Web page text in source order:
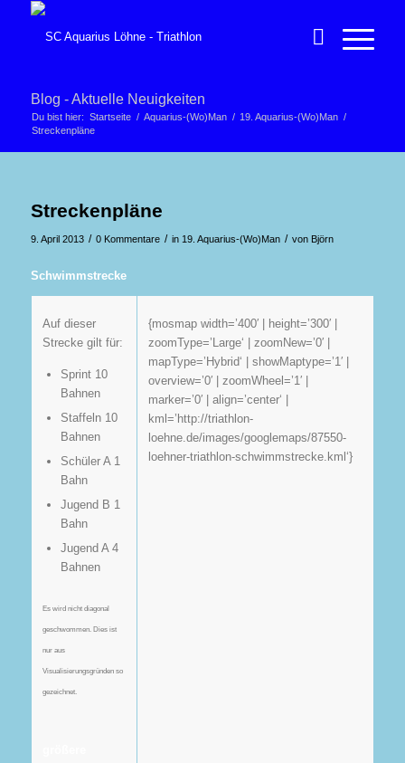
Blog - Aktuelle Neuigkeiten
Du bist hier: Startseite / Aquarius-(Wo)Man / 19. Aquarius-(Wo)Man /
Streckenpläne
Streckenpläne
9. April 2013 / 0 Kommentare / in 19. Aquarius-(Wo)Man / von Björn
Schwimmstrecke
Auf dieser
Strecke gilt für:
Sprint 10
Bahnen
Staffeln 10
Bahnen
Schüler A 1
Bahn
Jugend B 1
Bahn
Jugend A 4
Bahnen
Es wird nicht diagonal
geschwommen. Dies ist
nur aus
Visualisierungsgründen so
gezeichnet.
{mosmap width=’400′ | height=’300′ |
zoomType=’Large‘ | zoomNew=’0′ |
mapType=’Hybrid‘ | showMaptype=’1′ |
overview=’0′ | zoomWheel=’1′ |
marker=’0′ | align=’center‘ |
kml=’http://triathlon-
loehne.de/images/googlemaps/87550-
loehner-triathlon-schwimmstrecke.kml‘}